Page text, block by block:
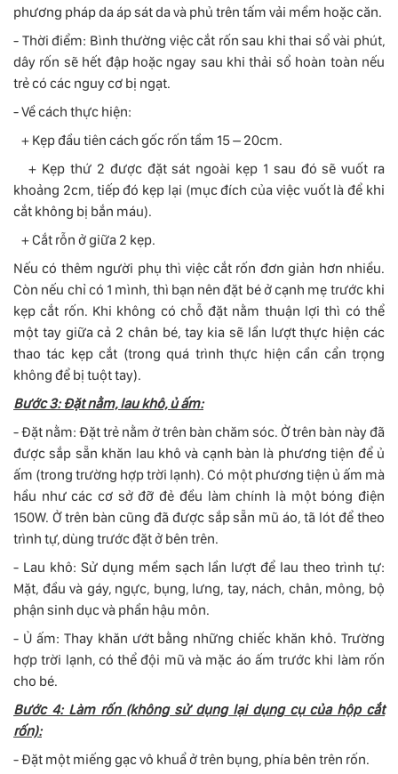
phương pháp da áp sát da và phủ trên tấm vải mềm hoặc căn.
- Thời điểm: Bình thường việc cắt rốn sau khi thai sổ vài phút,
dây rốn sẽ hết đập hoặc ngay sau khi thải sổ hoàn toàn nếu
trẻ có các nguy cơ bị ngạt.
- Về cách thực hiện:
+ Kẹp đầu tiên cách gốc rốn tầm 15 – 20cm.
+ Kẹp thứ 2 được đặt sát ngoài kẹp 1 sau đó sẽ vuốt ra
khoảng 2cm, tiếp đó kẹp lại (mục đích của việc vuốt là để khi
cắt không bị bắn máu).
+ Cắt rỗn ở giữa 2 kẹp.
Nếu có thêm người phụ thì việc cắt rốn đơn giản hơn nhiều.
Còn nếu chỉ có 1 mình, thì bạn nên đặt bé ở cạnh mẹ trước khi
kẹp cắt rốn. Khi không có chỗ đặt nằm thuận lợi thì có thể
một tay giữa cả 2 chân bé, tay kia sẽ lần lượt thực hiện các
thao tác kẹp cắt (trong quá trình thực hiện cần cẩn trọng
không để bị tuột tay).
Bước 3: Đặt nằm, lau khô, ủ ấm:
- Đặt nằm: Đặt trẻ nằm ở trên bàn chăm sóc. Ở trên bàn này đã
được sắp sẵn khăn lau khô và cạnh bàn là phương tiện để ủ
ấm (trong trường hợp trời lạnh). Có một phương tiện ủ ấm mà
hầu như các cơ sở đỡ đẻ đều làm chính là một bóng điện
150W. Ở trên bàn cũng đã được sắp sẵn mũ áo, tã lót để theo
trình tự, dùng trước đặt ở bên trên.
- Lau khô: Sử dụng mềm sạch lần lượt để lau theo trình tự:
Mặt, đầu và gáy, ngực, bụng, lưng, tay, nách, chân, mông, bộ
phận sinh dục và phần hậu môn.
- Ủ ấm: Thay khăn ướt bằng những chiếc khăn khô. Trường
hợp trời lạnh, có thể đội mũ và mặc áo ấm trước khi làm rốn
cho bé.
Bước 4: Làm rốn (không sử dụng lại dụng cụ của hộp cắt
rốn):
- Đặt một miếng gạc vô khuẩ ở trên bụng, phía bên trên rốn.